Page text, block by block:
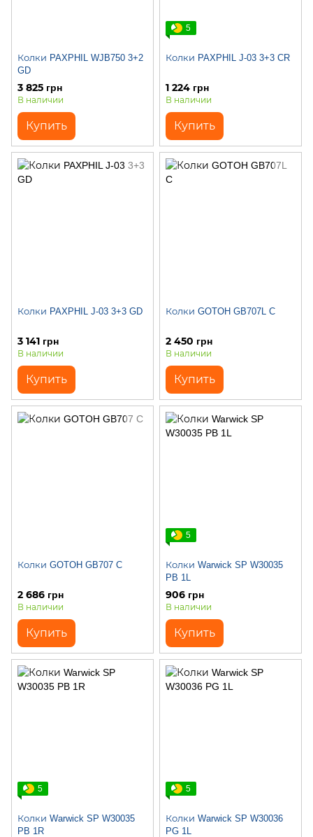
Колки PAXPHIL WJB750 3+2
GD
3 825 грн
В наличии
Купить
5
Колки PAXPHIL J-03 3+3 CR
1 224 грн
В наличии
Купить
Колки PAXPHIL J-03 3+3 GD
3 141 грн
В наличии
Купить
Колки GOTOH GB707L C
2 450 грн
В наличии
Купить
Колки GOTOH GB707 C
2 686 грн
В наличии
Купить
5
Колки Warwick SP W30035
PB 1L
906 грн
В наличии
Купить
5
Колки Warwick SP W30035
PB 1R
5
Колки Warwick SP W30036
PG 1L